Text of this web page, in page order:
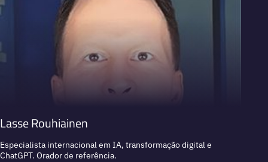
Lasse Rouhiainen
Especialista internacional em IA, transformação digital e
ChatGPT. Orador de referência.